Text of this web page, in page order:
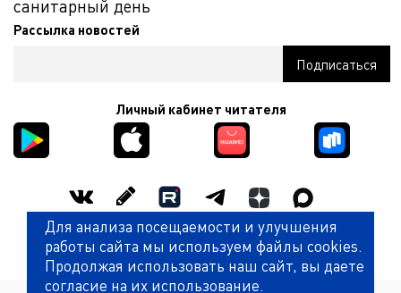
санитарный день
Рассылка новостей
Личный кабинет читателя
Оценить работу библиотеки
Для анализа посещаемости и улучшения
работы сайта мы используем файлы cookies.
Продолжая использовать наш сайт, вы даете
согласие на их использование.